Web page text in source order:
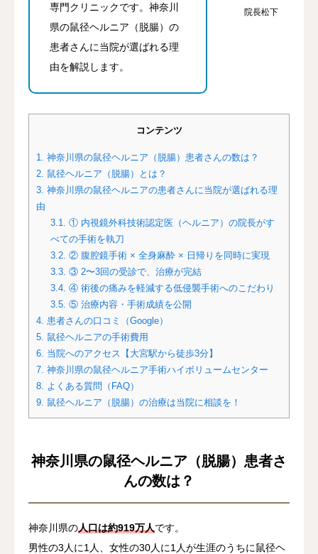
院長松下
専門クリニックです。神奈川
県の鼠径ヘルニア（脱腸）の
患者さんに当院が選ばれる理
由を解説します。
コンテンツ
1. 神奈川県の鼠径ヘルニア（脱腸）患者さんの数は？
2. 鼠径ヘルニア（脱腸）とは？
3. 神奈川県の鼠径ヘルニアの患者さんに当院が選ばれる理
由
3.1. ① 内視鏡外科技術認定医（ヘルニア）の院長がす
べての手術を執刀
3.2. ② 腹腔鏡手術 × 全身麻酔 × 日帰りを同時に実現
3.3. ③ 2〜3回の受診で、治療が完結
3.4. ④ 術後の痛みを軽減する低侵襲手術へのこだわり
3.5. ⑤ 治療内容・手術成績を公開
4. 患者さんの口コミ（Google）
5. 鼠径ヘルニアの手術費用
6. 当院へのアクセス【大宮駅から徒歩3分】
7. 神奈川県の鼠径ヘルニア手術ハイボリュームセンター
8. よくある質問（FAQ）
9. 鼠径ヘルニア（脱腸）の治療は当院に相談を！
神奈川県の鼠径ヘルニア（脱腸）患者さ
んの数は？
神奈川県の人口は約919万人です。
男性の3人に1人、女性の30人に1人が生涯のうちに鼠径ヘ